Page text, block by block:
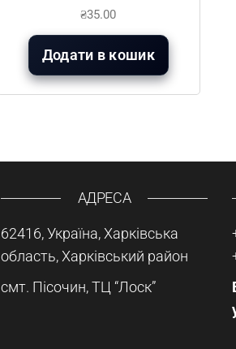
₴35.00
Додати в кошик
АДРЕСА
62416, Україна, Харківська
область, Харківський район
смт. Пісочин, ТЦ “Лоск”